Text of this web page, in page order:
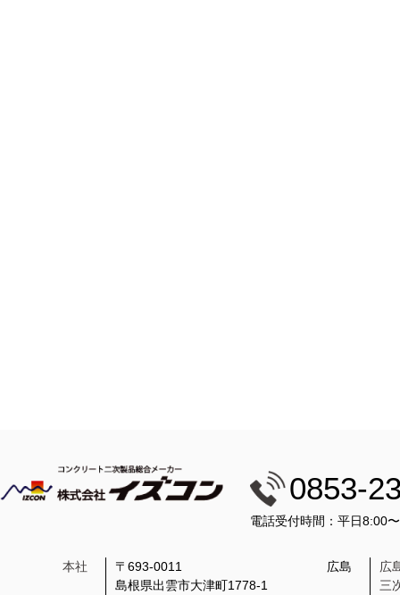
0853-
電話受付時間：平日8:00
本社
〒693-0011
島根県出雲市大津町1778-1
広島
広
三